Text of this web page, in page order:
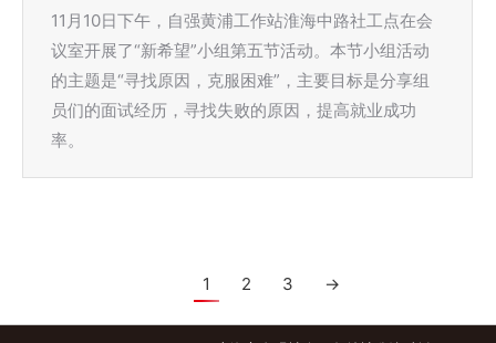
11月10日下午，自强黄浦工作站淮海中路社工点在会
议室开展了“新希望”小组第五节活动。本节小组活动
的主题是“寻找原因，克服困难”，主要目标是分享组
员们的面试经历，寻找失败的原因，提高就业成功
率。
1 2 3 →